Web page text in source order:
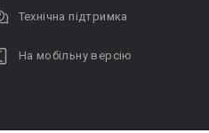
Технічна підтримка
На мобільну версію